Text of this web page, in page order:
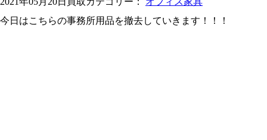
今日はこちらの事務所用品を撤去していきます！！！